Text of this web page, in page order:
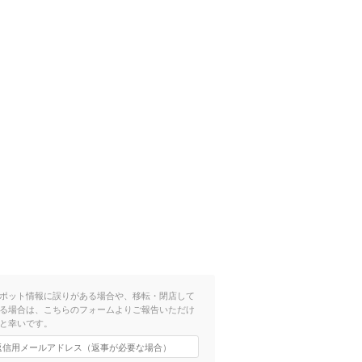
ット情報に誤りがある場合や、移転・閉店して
場合は、こちらのフォームよりご報告いただけ
幸いです。